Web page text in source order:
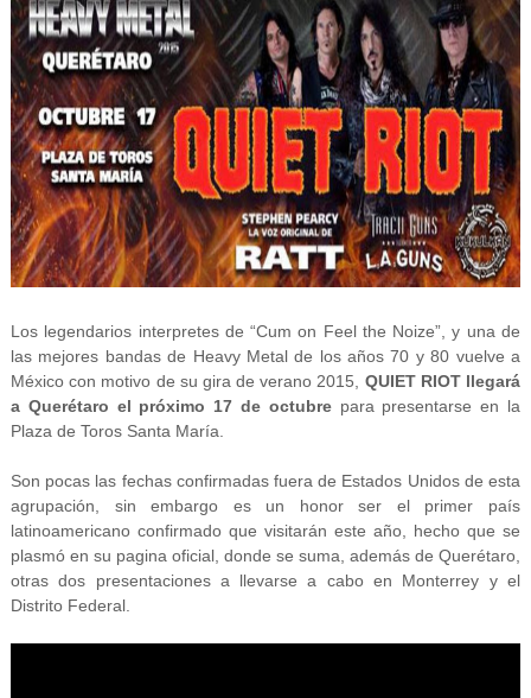
Los legendarios interpretes de “Cum on Feel the Noize”, y una de
las mejores bandas de Heavy Metal de los años 70 y 80 vuelve a
México con motivo de su gira de verano 2015, QUIET RIOT llegará
a Querétaro el próximo 17 de octubrepara presentarse en la
Plaza de Toros Santa María.
Son pocas las fechas confirmadas fuera de Estados Unidos de esta
agrupación, sin embargo es un honor ser el primer país
latinoamericano confirmado que visitarán este año, hecho que se
plasmó en su pagina oficial, donde se suma, además de Querétaro,
otras dos presentaciones a llevarse a cabo en Monterrey y el
Distrito Federal.